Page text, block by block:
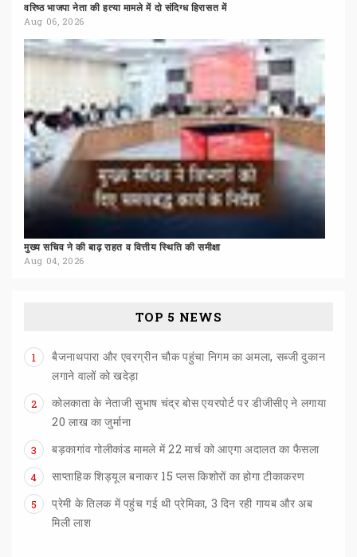
वरिष्ठ भाजपा नेता की हत्या मामले में दो संदिग्ध हिरासत में
Aug 06, 2026
मुख्य सचिव ने की बाढ़ राहत व वित्तीय स्थिति की समीक्षा
Aug 04, 2026
TOP 5 NEWS
1
बैजनाथपारा और एवरग्रीन चौक पहुंचा निगम का अमला, सब्जी दुकान
लगाने वालों को खदेड़ा
2
कोलकाता के नेताजी सुभाष चंद्र बोस एयरपोर्ट पर डीजीसीए ने लगाया
20 लाख का जुर्माना
3 बड़कागांव गोलीकांड मामले में22 मार्च कोआएगाअदालत का फैसला
4 साप्ताहिकशिड्यूलबनाकर 15 प्लसकिशोरों काहोगाटीकाकरण
5
प्रेमी के तिलक में पहुंच गई थी प्रेमिका, 3 दिन रही गायब और अब
मिली लाश